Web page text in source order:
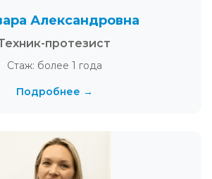
Александровна
протезист
Стаж: более 1 года
Подробнее →